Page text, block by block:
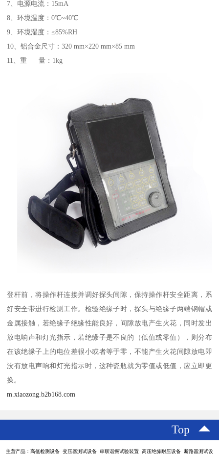
7、电源电流：15mA
8、环境温度：0℃~40℃
9、环境湿度：≤85%RH
10、铝合金尺寸：320 mm×220 mm×85 mm
11、重 量：1kg
登杆前，将操作杆连接并调好探头间隙，保持操作杆安全距离，系
好安全带进行检测工作。检验绝缘子时，探头与绝缘子两端钢帽或
金属接触，若绝缘子绝缘性能良好，间隙放电产生火花，同时发出
放电响声和灯光指示，若绝缘子是不良的（低值或零值），则分布
在该绝缘子上的电位差很小或者等于零，不能产生火花间隙放电即
没有放电声响和灯光指示时，这种瓷瓶就为零值或低值，应立即更
换。
m.xiaozong.b2b168.com
Top
主营产品：高低检测设备 变压器测试设备 串联谐振试验装置 高压绝缘耐压设备 断路器测试设